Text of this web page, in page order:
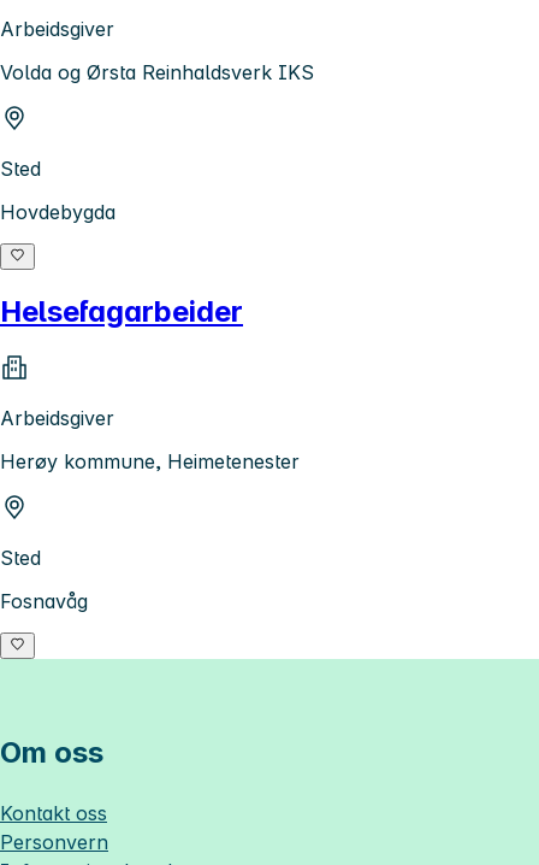
Arbeidsgiver
Volda og Ørsta Reinhaldsverk IKS
Sted
Hovdebygda
Helsefagarbeider
Arbeidsgiver
Herøy kommune, Heimetenester
Sted
Fosnavåg
Om oss
Kontakt oss
Personvern